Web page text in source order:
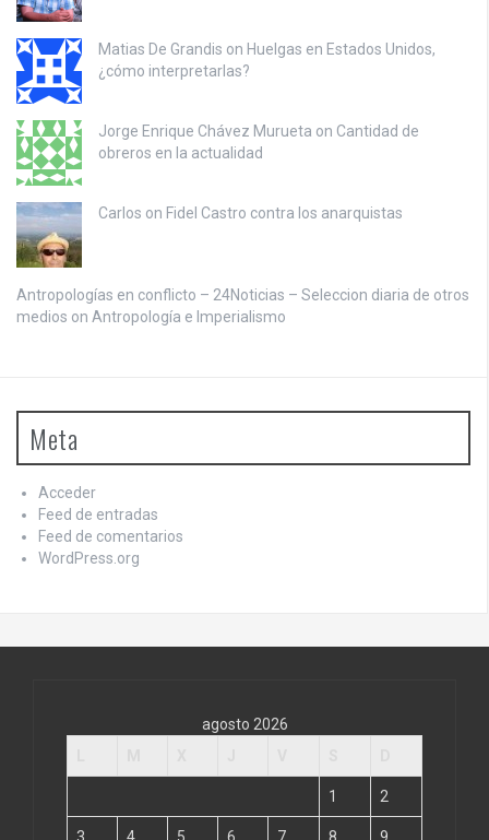
Matias De Grandis on Huelgas en Estados Unidos,
¿cómo interpretarlas?
Jorge Enrique Chávez Murueta on Cantidad de
obreros en la actualidad
Carlos on Fidel Castro contra los anarquistas
Antropologías en conflicto – 24Noticias – Seleccion diaria de otros
medios on Antropología e Imperialismo
Meta
Acceder
Feed de entradas
Feed de comentarios
WordPress.org
agosto 2026
1 2
3 4 5 6 7 8 9